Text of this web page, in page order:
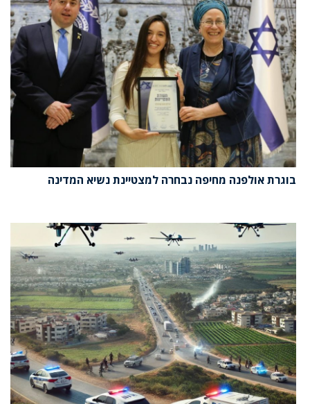
בוגרת אולפנה מחיפה נבחרה למצטיינת נשיא המדינה